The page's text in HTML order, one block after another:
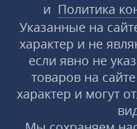
и Политика
Указанные на
характер и не
если явно не
товаров на
характер и могут